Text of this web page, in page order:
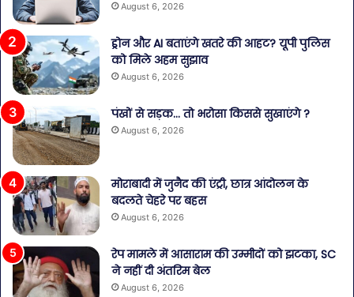
August 6, 2026
ड्रोन और AI बताएंगे खतरे की आहट? यूपी पुलिस
को मिले अहम सुझाव
August 6, 2026
पंखों से सड़क… तो भरोसा किससे सुखाएंगे ?
August 6, 2026
मोराबादी में जुनैद की एंट्री, छात्र आंदोलन के
बदलते चेहरे पर बहस
August 6, 2026
रेप मामले में आसाराम की उम्मीदों को झटका, SC
ने नहीं दी अंतरिम बेल
August 6, 2026